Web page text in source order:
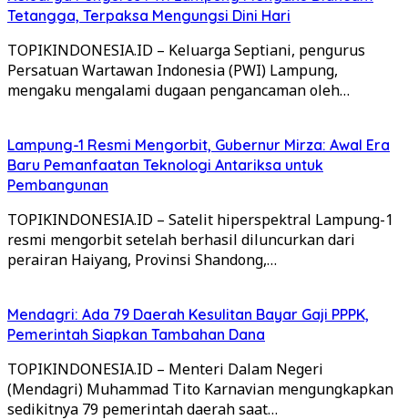
Tetangga, Terpaksa Mengungsi Dini Hari
TOPIKINDONESIA.ID – Keluarga Septiani, pengurus
Persatuan Wartawan Indonesia (PWI) Lampung,
mengaku mengalami dugaan pengancaman oleh…
Lampung-1 Resmi Mengorbit, Gubernur Mirza: Awal Era
Baru Pemanfaatan Teknologi Antariksa untuk
Pembangunan
TOPIKINDONESIA.ID – Satelit hiperspektral Lampung-1
resmi mengorbit setelah berhasil diluncurkan dari
perairan Haiyang, Provinsi Shandong,…
Mendagri: Ada 79 Daerah Kesulitan Bayar Gaji PPPK,
Pemerintah Siapkan Tambahan Dana
TOPIKINDONESIA.ID – Menteri Dalam Negeri
(Mendagri) Muhammad Tito Karnavian mengungkapkan
sedikitnya 79 pemerintah daerah saat…